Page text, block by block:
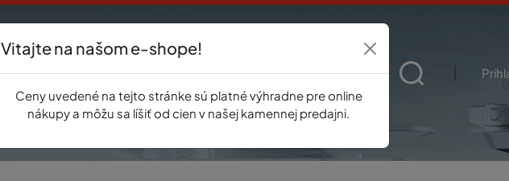
AkcieE-shopRegistráciaNovinkyO násPredajňaKontakt
Vitajte na našom e-shope!
Ceny uvedené na tejto stránke sú platné výhradne pre online
nákupy a môžu sa líšiť od cien v našej kamennej predajni.